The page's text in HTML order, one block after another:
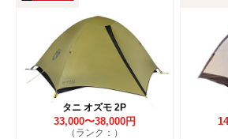
タニ オズモ 2P
33,000〜38,000円
（ランク：）